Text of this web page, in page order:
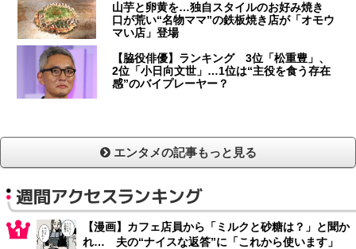
山芋と卵黄を…独自スタイルのお好み焼き
口が荒い“名物ママ”の鉄板焼き店が「オモウ
マい店」登場
【脇役俳優】ランキング 3位「松重豊」、
2位「小日向文世」…1位は“主役を食う存在
感”のバイプレーヤー？
エンタメの記事もっと見る
週間アクセスランキング
【漫画】カフェ店員から「ミルクと砂糖は？」と聞か
れ… 夫の“ナイスな返答”に「これから使います」